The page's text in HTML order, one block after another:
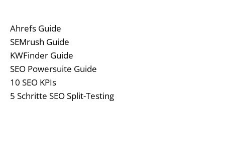
Ahrefs Guide
SEMrush Guide
KWFinder Guide
SEO Powersuite Guide
10 SEO KPIs
5 Schritte SEO Split-Testing